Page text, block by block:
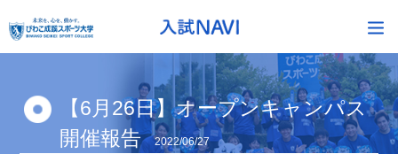
【6月26日】オープンキャンパス
開催報告
2022/06/27